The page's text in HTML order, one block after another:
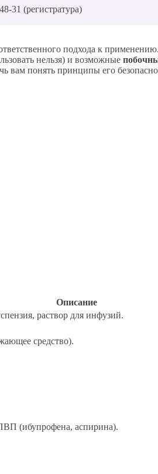
31 (регистратура)
подхода к
нельзя) и возможные
понять принципы его
Описание
раствор для инфузий.
средство).
(ибупрофена, аспирина).